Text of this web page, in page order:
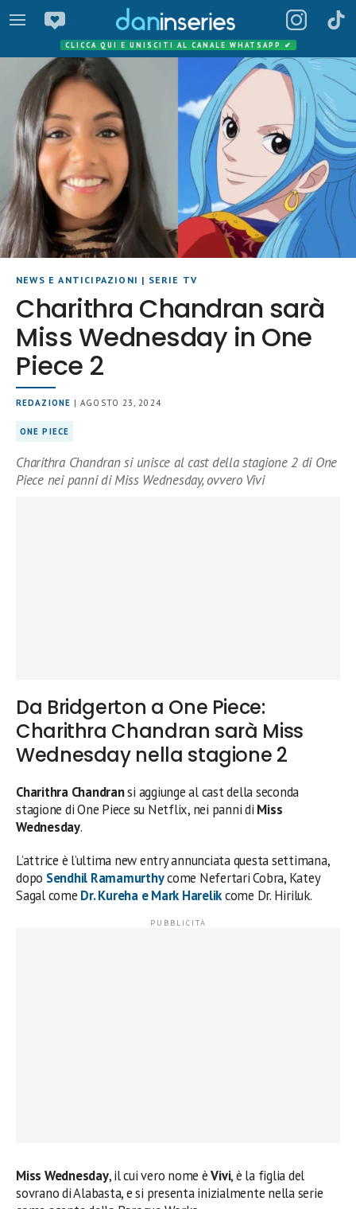
CLICCA QUI E UNISCITI AL CANALE WHATSAPP ✔
NEWS E ANTICIPAZIONI | SERIE TV
Charithra Chandran sarà
Miss Wednesday in One
Piece 2
REDAZIONE | AGOSTO 23, 2024
ONE PIECE
Charithra Chandran si unisce al cast della stagione 2 di One
Piece nei panni di Miss Wednesday, ovvero Vivi
Da Bridgerton a One Piece:
Charithra Chandran sarà Miss
Wednesday nella stagione 2
Charithra Chandransi aggiunge al cast della seconda
stagione di One Piece su Netflix, nei panni di Miss
Wednesday.
L’attrice è l’ultima new entry annunciata questa settimana,
dopo Sendhil Ramamurthycome Nefertari Cobra, Katey
Sagal come Dr. Kureha e Mark Harelikcome Dr. Hiriluk.
Miss Wednesday, il cui vero nome èVivi, è la figlia del
sovrano di Alabasta, e si presenta inizialmente nella serie